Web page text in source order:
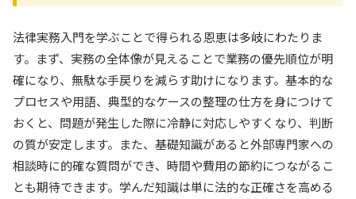
法律実務入門を学ぶことで得られる恩恵は多岐にわたりま
す。まず、実務の全体像が見えることで業務の優先順位が明
確になり、無駄な手戻りを減らす助けになります。基本的な
プロセスや用語、典型的なケースの整理の仕方を身につけて
おくと、問題が発生した際に冷静に対応しやすくなり、判断
の質が安定します。また、基礎知識があると外部専門家への
相談時に的確な質問ができ、時間や費用の節約につながるこ
とも期待できます。学んだ知識は単に法的な正確さを高める